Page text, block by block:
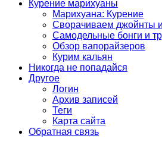
Курение марихуаны
Марихуана: Курение
Сворачиваем джойнты и
Самодельные бонги и
Обзор вапорайзеров
Курим кальян
Никогда не попадайся
Другое
Логин
Архив записей
Теги
Карта сайта
Обратная связь